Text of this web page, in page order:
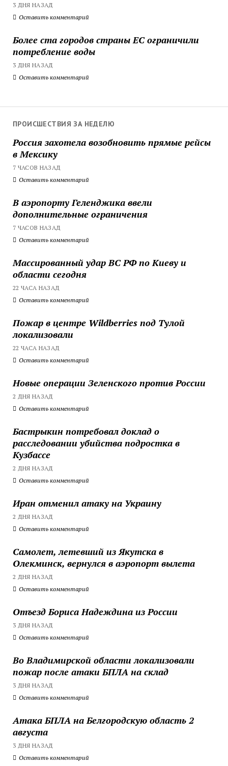
3 ДНЯ НАЗАД
Оставить комментарий
Более ста городов страны ЕС ограничили
потребление воды
3 ДНЯ НАЗАД
Оставить комментарий
ПРОИСШЕСТВИЯ ЗА НЕДЕЛЮ
Россия захотела возобновить прямые рейсы
в Мексику
7 ЧАСОВ НАЗАД
Оставить комментарий
В аэропорту Геленджика ввели
дополнительные ограничения
7 ЧАСОВ НАЗАД
Оставить комментарий
Массированный удар ВС РФ по Киеву и
области сегодня
22 ЧАСА НАЗАД
Оставить комментарий
Пожар в центре Wildberries под Тулой
локализовали
22 ЧАСА НАЗАД
Оставить комментарий
Новые операции Зеленского против России
2 ДНЯ НАЗАД
Оставить комментарий
Бастрыкин потребовал доклад о
расследовании убийства подростка в
Кузбассе
2 ДНЯ НАЗАД
Оставить комментарий
Иран отменил атаку на Украину
2 ДНЯ НАЗАД
Оставить комментарий
Самолет, летевший из Якутска в
Олекминск, вернулся в аэропорт вылета
2 ДНЯ НАЗАД
Оставить комментарий
Отъезд Бориса Надеждина из России
3 ДНЯ НАЗАД
Оставить комментарий
Во Владимирской области локализовали
пожар после атаки БПЛА на склад
3 ДНЯ НАЗАД
Оставить комментарий
Атака БПЛА на Белгородскую область 2
августа
3 ДНЯ НАЗАД
Оставить комментарий